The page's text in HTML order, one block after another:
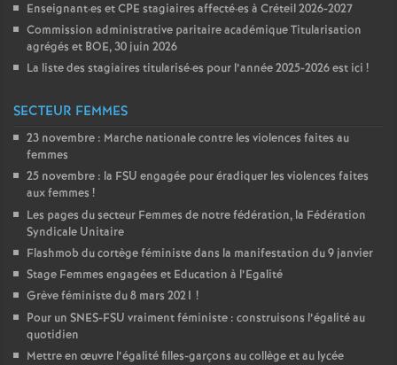
Enseignant·es etCPE stagiaires affecté·es à Créteil 2026-2027
Commission administrative paritaire académique Titularisation
agrégés et BOE, 30 juin 2026
La liste des stagiaires titularisé·es pour l’année 2025-2026 est ici !
SECTEUR FEMMES
23 novembre : Marche nationale contre les violences faites au
femmes
25 novembre : la FSU engagée pour éradiquer les violences faites
aux femmes !
Les pages du secteur Femmes de notre fédération, la Fédération
Syndicale Unitaire
Flashmob du cortège féministe dans la manifestation du 9 janvier
Stage Femmes engagées et Education à l’Egalité
Grève féministe du 8 mars 2021 !
Pour un SNES-FSU vraiment féministe : construisons l’égalité au
quotidien
Mettre en œuvre l’égalité filles-garçons au collège et au lycée